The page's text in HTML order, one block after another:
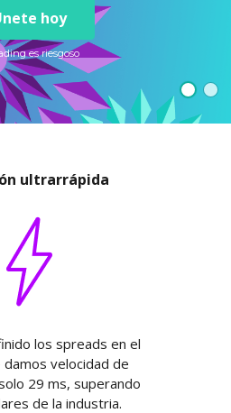
cuenta real
cuenta Demo
is Risky.
hoy
es riesgoso
ultrarrápida
los spreads en el
velocidad de
29 ms, superando
de la industria.